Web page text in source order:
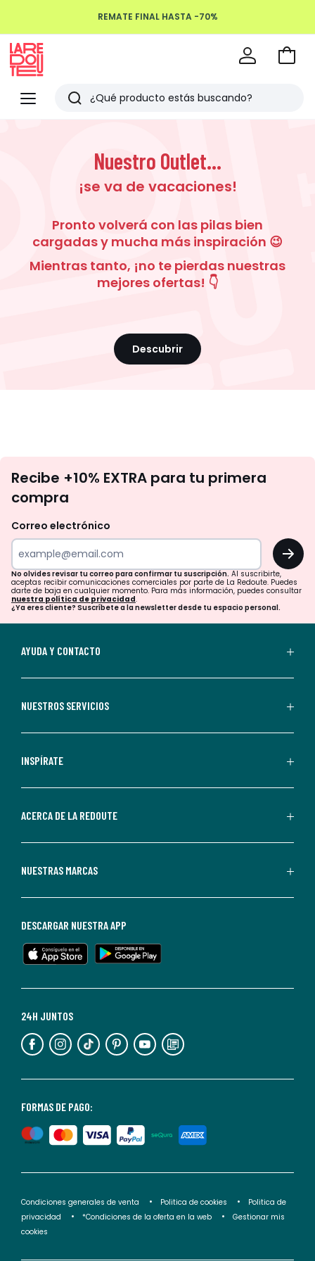
REMATE FINAL HASTA -70%
Menu
Redoute
Buscar
Últimos
vistos
Ir
Nuestro Outlet...
¡se va de vacaciones!
Pronto volverá con las pilas bien
cargadas y mucha más inspiración 😉
Mientras tanto, ¡no te pierdas nuestras
mejores ofertas! 👇
Descubrir
te
tu
para
confirmar
tu
suscripción.
aceptas
comerciales
personalizadas
parte
Redoute.
de
en
cualquier
Para
información,
puedes
de
privacidad</2>.
Recibe +10% EXTRA para tu primera
compra
Correo electrónico
OK
No olvides revisar tu correo para confirmar tu suscripción. Al suscribirte,
aceptas recibir comunicaciones comerciales por parte de La Redoute. Puedes
darte de baja en cualquier momento. Para más información, puedes consultar
nuestra política de privacidad.
¿Ya eres cliente? Suscríbete a la newsletter desde tu espacio personal.
AYUDA Y CONTACTO
NUESTROS SERVICIOS
INSPÍRATE
ACERCA DE LA REDOUTE
NUESTRAS MARCAS
FORMAS DE PAGO:
24H JUNTOS
DESCARGAR NUESTRA APP
Condiciones generales de venta Politica de cookies
Politica de
privacidad
*Condiciones de la oferta en la web
Gestionar mis
cookies